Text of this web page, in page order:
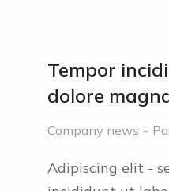
Tempor
dolore
Company news
Adipiscing elit -